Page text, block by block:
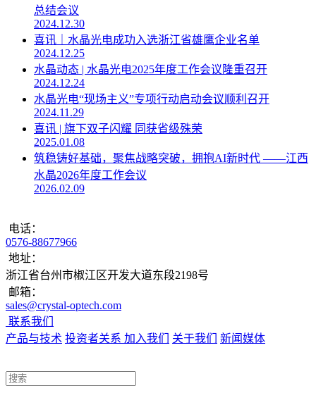
总结会议
2024.12.30
喜讯｜水晶光电成功入选浙江省雄鹰企业名单
2024.12.25
水晶动态 | 水晶光电2025年度工作会议隆重召开
2024.12.24
水晶光电“现场主义”专项行动启动会议顺利召开
2024.11.29
喜讯 | 旗下双子闪耀 同获省级殊荣
2025.01.08
筑稳铸好基础，聚焦战略突破，拥抱AI新时代 ——江西
水晶2026年度工作会议
2026.02.09
电话：
0576-88677966
地址：
浙江省台州市椒江区开发大道东段2198号
邮箱：
sales@crystal-optech.com
联系我们
产品与技术 投资者关系 加入我们 关于我们 新闻媒体